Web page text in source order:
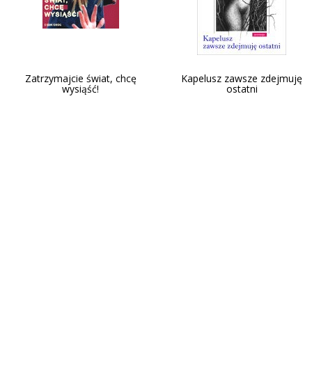
Zatrzymajcie świat, chcę
wysiąść!
Kapelusz zawsze zdejmuję
ostatni